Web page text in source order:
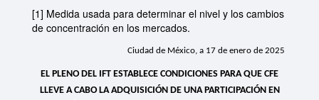
[1] Medida usada para determinar el nivel y los cambios
de concentración en los mercados.
Ciudad de México, a 17 de enero de 2025
EL PLENO DEL IFT ESTABLECE CONDICIONES PARA QUE CFE
LLEVE A CABO LA ADQUISICIÓN DE UNA PARTICIPACIÓN EN